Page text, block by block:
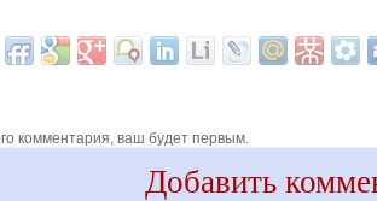
комментария, ваш будет первым.
Добавить